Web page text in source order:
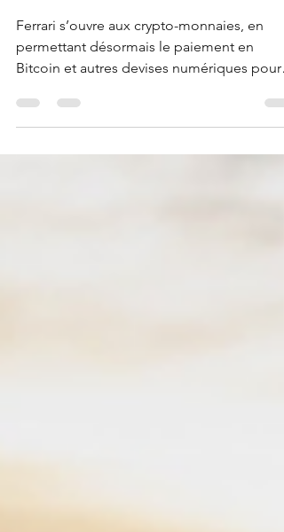
MONNAIES
Ferrari s’ouvre aux crypto-monnaies, en
Bitcoin et autres devises numériques pour
ses voitures de...